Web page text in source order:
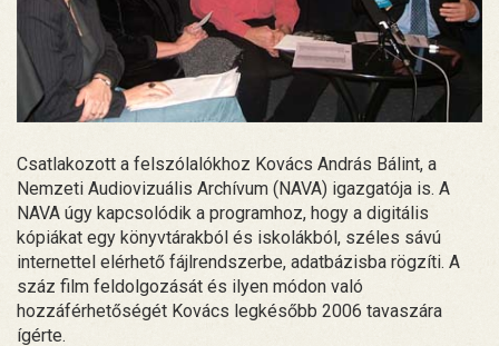
Csatlakozott a felszólalókhoz Kovács András Bálint, a
Nemzeti Audiovizuális Archívum (NAVA) igazgatója is. A
NAVA úgy kapcsolódik a programhoz, hogy a digitális
kópiákat egy könyvtárakból és iskolákból, széles sávú
internettel elérhető fájlrendszerbe, adatbázisba rögzíti. A
száz film feldolgozását és ilyen módon való
hozzáférhetőségét Kovács legkésőbb 2006 tavaszára
ígérte.